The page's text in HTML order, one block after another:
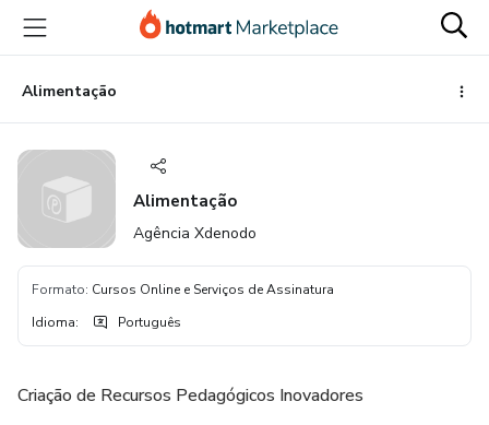
para
conteúdo
principal
para
pagamento
para
rodapé
Alimentação
Alimentação
Agência Xdenodo
Formato: Cursos Online e Serviços de Assinatura
Idioma: Português
Criação de Recursos Pedagógicos Inovadores